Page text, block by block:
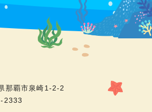
覇市泉崎1-2-2
2333